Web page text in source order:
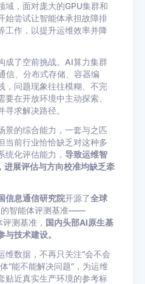
域，面对庞大的GPU集群和
始尝试让智能体承担故障排
工作，以提升运维效率并降
成了空前挑战。AI算力集群
信、分布式存储、容器编
，问题现象往往模糊、不完
在开放环境中主动探索、
寻求解决路径。
景的综合能力，一套与之匹
当前行业恰恰缺乏对这种多
统化评估能力， 导致运维智
进展评估与方向校准均缺乏牵
信息通信研究院开源了全球
的智能体评测基准——
测基准， 国内头部AI原生基
技术建设。
维数据，不再只关注“会不会
“能不能解决问题”，为运维
贴近真实生产环境的参考标